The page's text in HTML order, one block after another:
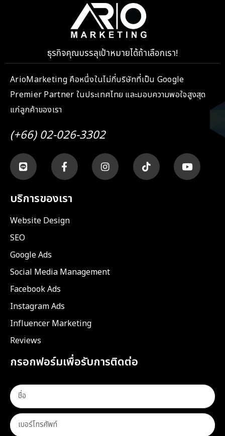
ธุรกิจคุณบรรลุเป้าหมายได้ถ้าเลือกเรา!
ArioMarketing คือหนึ่งในไม่กี่บริษัทที่เป็น Google
Premier Partner ในประเทศไทย และมอบความพอใจสูงสุด
แก่ลูกค้าของเรา
(+66) 02-026-3302
บริการของเรา
Website Design
SEO
Google Ads
Social Media Management
Facebook Ads
Instagram Ads
Influencer Marketing
Reviews
กรอกฟอร์มเพื่อรับการติดต่อ